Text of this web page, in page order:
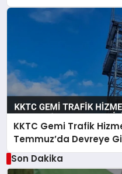
KKTC Gemi Trafik
Temmuz’da Devreye
Son Dakika